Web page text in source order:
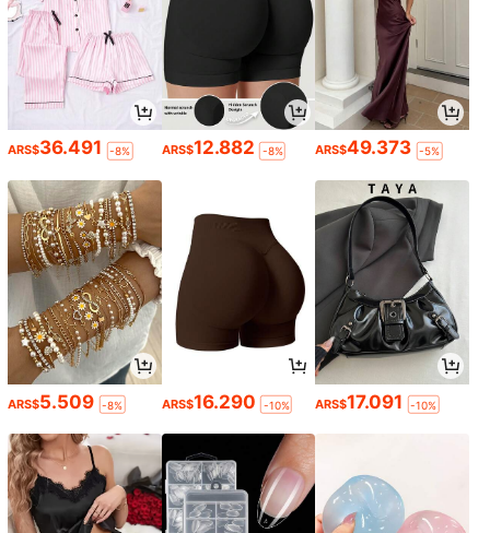
ARS$36.491 -8% ARS$12.882 -8% ARS$49.373 -5%
ARS$5.509 -8% ARS$16.290 -10% ARS$17.091 -10%